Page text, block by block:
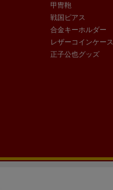
甲冑鞄
戦国ピアス
合金キーホルダー
レザーコインケース
正子公也グッズ